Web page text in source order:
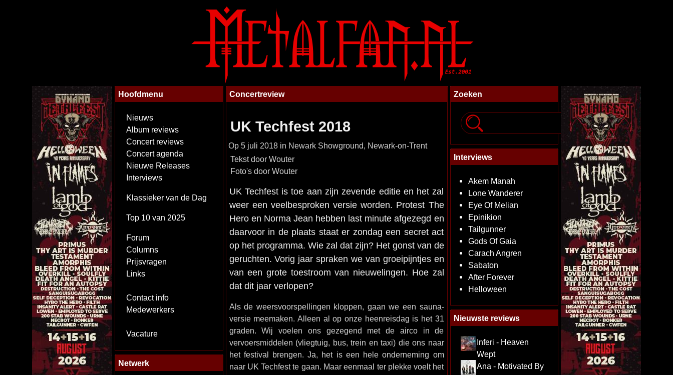
Hoofdmenu
Nieuws
Album reviews
Concert reviews
Concert agenda
Nieuwe Releases
Interviews
Klassieker van de Dag
Top 10 van 2025
Forum
Columns
Prijsvragen
Links
Contact info
Medewerkers
Vacature
Netwerk
Concertreview
UK Techfest 2018
Op 5 juli 2018 in Newark Showground, Newark-on-Trent
Tekst door Wouter
Foto's door Wouter
UK Techfest is toe aan zijn zevende editie en het zal
weer een veelbesproken versie worden. Protest The
Hero en Norma Jean hebben last minute afgezegd en
daarvoor in de plaats staat er zondag een secret act
op het programma. Wie zal dat zijn? Het gonst van de
geruchten. Vorig jaar spraken we van groeipijntjes en
van een grote toestroom van nieuwelingen. Hoe zal
dat dit jaar verlopen?
Als de weersvoorspellingen kloppen, gaan we een sauna-
versie meemaken. Alleen al op onze heenreisdag is het 31
graden. Wij voelen ons gezegend met de airco in de
vervoersmiddelen (vliegtuig, bus, trein en taxi) die ons naar
het festival brengen. Ja, het is een hele onderneming om
naar UK Techfest te gaan. Maar eenmaal ter plekke voelt het
Zoeken
Interviews
Akem Manah
Lone Wanderer
Eye Of Melian
Epinikion
Tailgunner
Gods Of Gaia
Carach Angren
Sabaton
After Forever
Helloween
Nieuwste reviews
Inferi - Heaven
Wept
Ana - Motivated By